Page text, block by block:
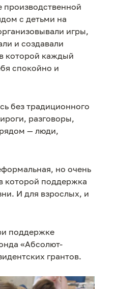
с детьми на
игры,
и создавали
которой каждый
спокойно и
без традиционного
разговоры,
— люди,
но очень
которой поддержка
И для взрослых, и
поддержке
«Абсолют-
грантов.